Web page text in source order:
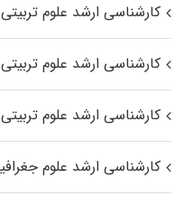
کارشناسی ارشد علوم تربیتی
کارشناسی ارشد علوم تربیتی ۲
کارشناسی ارشد علوم تربیتی ۳
کارشناسی ارشد علوم